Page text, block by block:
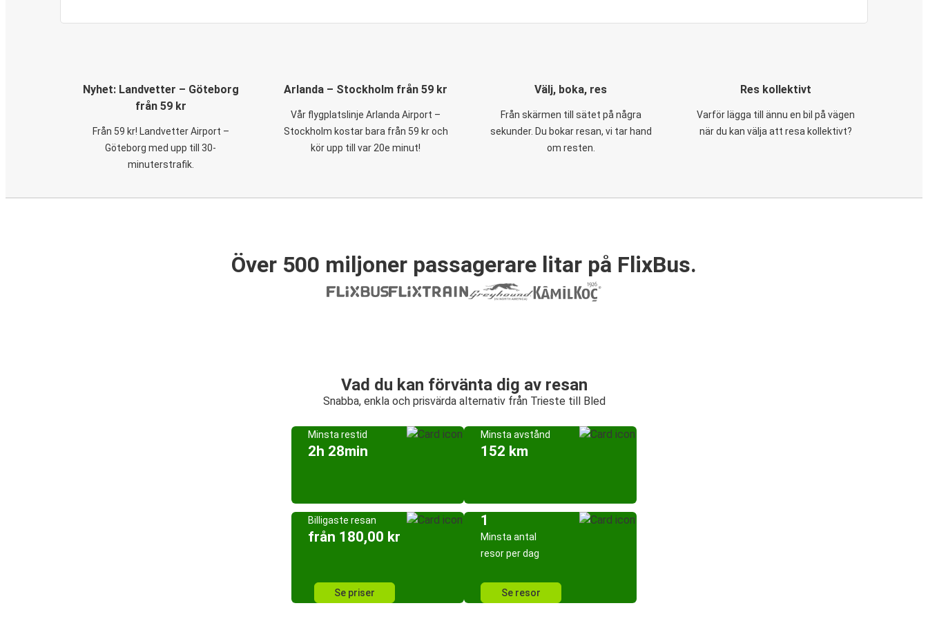
Nyhet: Landvetter – Göteborg
från 59 kr
Från 59 kr! Landvetter Airport –
Göteborg med upp till 30-
minuterstrafik.
Arlanda – Stockholm från 59 kr
Vår flygplatslinje Arlanda Airport –
Stockholm kostar bara från 59 kr och
kör upp till var 20e minut!
Välj, boka, res
Från skärmen till sätet på några
sekunder. Du bokar resan, vi tar hand
om resten.
Res kollektivt
Varför lägga till ännu en bil på vägen
när du kan välja att resa kollektivt?
Över 500 miljoner passagerare litar på FlixBus.
Vad du kan förvänta dig av resan
Snabba, enkla och prisvärda alternativ från Trieste till Bled
Minsta restid
2h 28min
Minsta avstånd
152 km
Billigaste resan
från 180,00 kr
Se priser
1
Minsta antal
resor per dag
Se resor